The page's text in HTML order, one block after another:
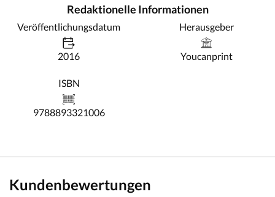
Redaktionelle Informationen
Veröffentlichungsdatum
2016
Herausgeber
Youcanprint
ISBN
9788893321006
Kundenbewertungen